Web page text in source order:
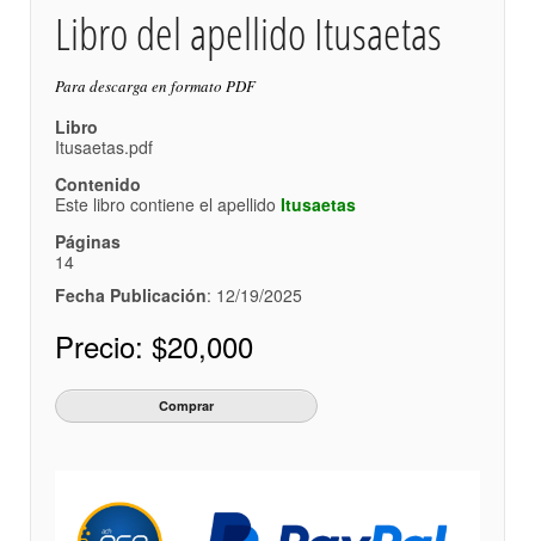
Libro del apellido Itusaetas
Para descarga en formato PDF
Libro
Itusaetas.pdf
Contenido
Este libro contiene el apellido Itusaetas
Páginas
14
Fecha Publicación: 12/19/2025
Precio: $20,000